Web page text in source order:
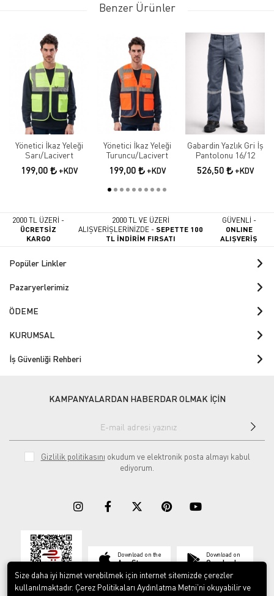
Benzer Ürünler
Yönetici İkaz Yeleği
Sarı/Lacivert
199,00 +KDV
Yönetici İkaz Yeleği
Turuncu/Lacivert
199,00 +KDV
Gabardin Yazlık Gri İş
Pantolonu 16/12
526,50 +KDV
2000 TL ÜZERİ -
ÜCRETSİZ
KARGO
2000 TL VE ÜZERİ
ALIŞVERİŞLERİNİZDE -SEPETTE 100
TL İNDİRİM FIRSATI
GÜVENLİ -
ONLINE
ALIŞVERİŞ
Popüler Linkler
Pazaryerlerimiz
ÖDEME
KURUMSAL
İş Güvenliği Rehberi
KAMPANYALARDAN HABERDAR OLMAK İÇİN
Gizlilik politikasını okudum ve elektronik posta almayı kabul
ediyorum.
Download on the
App Store
Download on
Google play
Size daha iyi hizmet verebilmek için internet sitemizde çerezler
kullanılmaktadır. Çerez Politikaları Aydınlatma Metni’ni okuyabilir ve